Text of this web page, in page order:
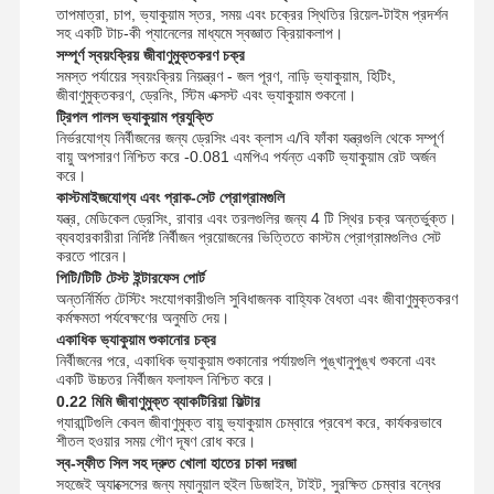
কারখানা পরিদর্শন গুণমান নিয়ন্ত্রণ
যোগাযোগ
মামলা
অনুভূমিক অটোক্লেভ নির্বীজনকারী
অনুভূমিক অটোক্লেভ মেশিন
টেবিল টপ অটোক্লেভ
পোর্টেবল অটোক্লেভ মেশিন
নিম্ন তাপমাত্রার প্লাজমা স্টেরিলাইজার
তাপমাত্রা, চাপ, ভ্যাকুয়াম স্তর, সময় এবং চক্রের স্থিতির রিয়েল-টাইম প্রদর্শন
সহ একটি টাচ-কী প্যানেলের মাধ্যমে স্বজ্ঞাত ক্রিয়াকলাপ।
সম্পূর্ণ স্বয়ংক্রিয় জীবাণুমুক্তকরণ চক্র
সমস্ত পর্যায়ের স্বয়ংক্রিয় নিয়ন্ত্রণ - জল পূরণ, নাড়ি ভ্যাকুয়াম, হিটিং,
জীবাণুমুক্তকরণ, ড্রেনিং, স্টিম এক্সস্ট এবং ভ্যাকুয়াম শুকনো।
ট্রিপল পালস ভ্যাকুয়াম প্রযুক্তি
নির্ভরযোগ্য নির্বীজনের জন্য ড্রেসিং এবং ক্লাস এ/বি ফাঁকা যন্ত্রগুলি থেকে সম্পূর্ণ
বায়ু অপসারণ নিশ্চিত করে -0.081 এমপিএ পর্যন্ত একটি ভ্যাকুয়াম রেট অর্জন
করে।
কাস্টমাইজযোগ্য এবং প্রাক-সেট প্রোগ্রামগুলি
যন্ত্র, মেডিকেল ড্রেসিং, রাবার এবং তরলগুলির জন্য 4 টি স্থির চক্র অন্তর্ভুক্ত।
ব্যবহারকারীরা নির্দিষ্ট নির্বীজন প্রয়োজনের ভিত্তিতে কাস্টম প্রোগ্রামগুলিও সেট
করতে পারেন।
পিটি/টিটি টেস্ট ইন্টারফেস পোর্ট
অন্তর্নির্মিত টেস্টিং সংযোগকারীগুলি সুবিধাজনক বাহ্যিক বৈধতা এবং জীবাণুমুক্তকরণ
কর্মক্ষমতা পর্যবেক্ষণের অনুমতি দেয়।
একাধিক ভ্যাকুয়াম শুকানোর চক্র
নির্বীজনের পরে, একাধিক ভ্যাকুয়াম শুকানোর পর্যায়গুলি পুঙ্খানুপুঙ্খ শুকনো এবং
একটি উচ্চতর নির্বীজন ফলাফল নিশ্চিত করে।
0.22 মিমি জীবাণুমুক্ত ব্যাকটিরিয়া ফিল্টার
গ্যারান্টিগুলি কেবল জীবাণুমুক্ত বায়ু ভ্যাকুয়াম চেম্বারে প্রবেশ করে, কার্যকরভাবে
শীতল হওয়ার সময় গৌণ দূষণ রোধ করে।
স্ব-স্ফীত সিল সহ দ্রুত খোলা হাতের চাকা দরজা
সহজেই অ্যাক্সেসের জন্য ম্যানুয়াল হুইল ডিজাইন, টাইট, সুরক্ষিত চেম্বার বন্ধের